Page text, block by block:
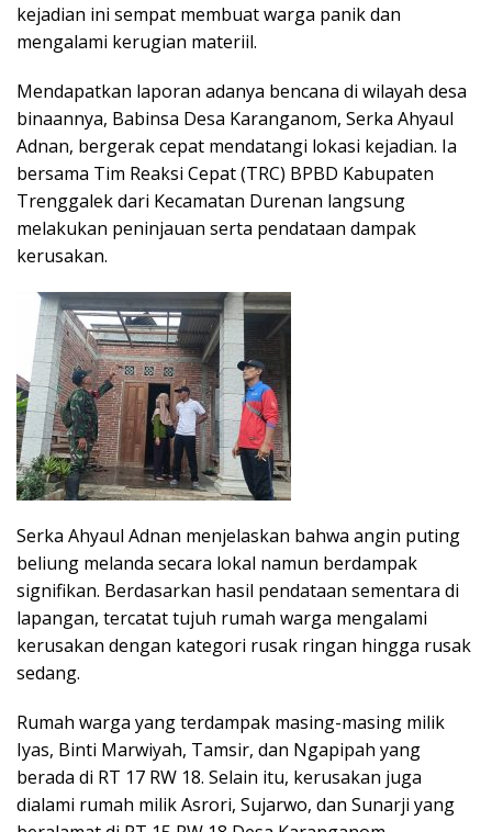
kejadian ini sempat membuat warga panik dan
mengalami kerugian materiil.
Mendapatkan laporan adanya bencana di wilayah desa
binaannya, Babinsa Desa Karanganom, Serka Ahyaul
Adnan, bergerak cepat mendatangi lokasi kejadian. Ia
bersama Tim Reaksi Cepat (TRC) BPBD Kabupaten
Trenggalek dari Kecamatan Durenan langsung
melakukan peninjauan serta pendataan dampak
kerusakan.
Serka Ahyaul Adnan menjelaskan bahwa angin puting
beliung melanda secara lokal namun berdampak
signifikan. Berdasarkan hasil pendataan sementara di
lapangan, tercatat tujuh rumah warga mengalami
kerusakan dengan kategori rusak ringan hingga rusak
sedang.
Rumah warga yang terdampak masing-masing milik
Iyas, Binti Marwiyah, Tamsir, dan Ngapipah yang
berada di RT 17 RW 18. Selain itu, kerusakan juga
dialami rumah milik Asrori, Sujarwo, dan Sunarji yang